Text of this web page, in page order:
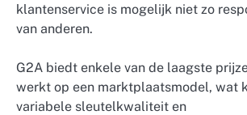
klantenservice is mogelijk niet zo
van anderen.
G2A biedt enkele van de laagste
werkt op een marktplaatsmodel, wat
variabele sleutelkwaliteit en